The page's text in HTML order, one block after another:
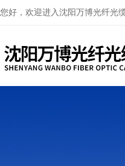
您好，欢迎进入沈阳万博光纤光